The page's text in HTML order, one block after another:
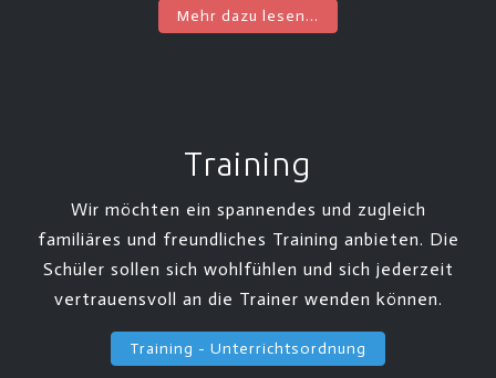
Mehr dazu lesen...
Training
Wir möchten ein spannendes und zugleich
familiäres und freundliches Training anbieten. Die
Schüler sollen sich wohlfühlen und sich jederzeit
vertrauensvoll an die Trainer wenden können.
Training - Unterrichtsordnung